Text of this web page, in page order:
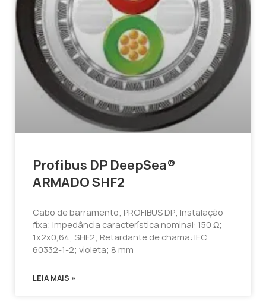
Profibus DP DeepSea®
ARMADO SHF2
Cabo de barramento; PROFIBUS DP; Instalação
fixa; Impedância característica nominal: 150 Ω;
1x2x0,64; SHF2; Retardante de chama: IEC
60332-1-2; violeta; 8 mm
LEIA MAIS »